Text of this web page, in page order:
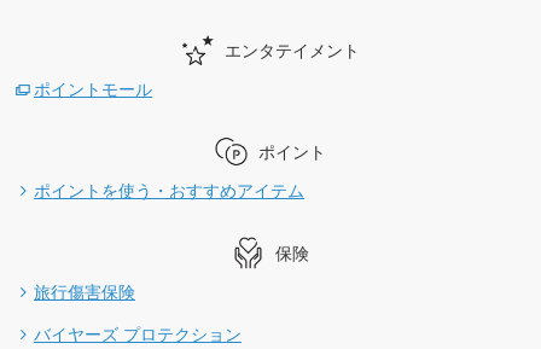
エンタテイメント
ポイントモール
ポイント
ポイントを使う・おすすめアイテム
保険
旅行傷害保険
バイヤーズ プロテクション